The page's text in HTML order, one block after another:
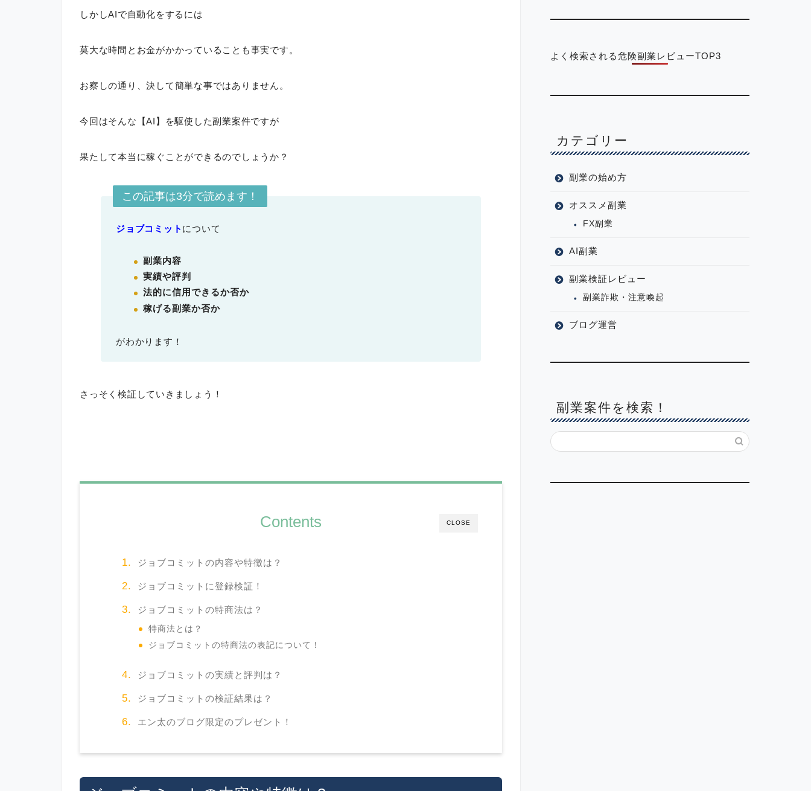
しかしAIで自動化をするには
莫大な時間とお金がかかっていることも事実です。
お察しの通り、決して簡単な事ではありません。
今回はそんな【AI】を駆使した副業案件ですが
果たして本当に稼ぐことができるのでしょうか？
この記事は3分で読めます！
ジョブコミット について
副業内容
実績や評判
法的に信用できるか否か
稼げる副業か否か
がわかります！
さっそく検証していきましょう！
CLOSE
Contents
ジョブコミットの内容や特徴は？
ジョブコミットに登録検証！
ジョブコミットの特商法は？
特商法とは？
ジョブコミットの特商法の表記について！
ジョブコミットの実績と評判は？
ジョブコミットの検証結果は？
エン太のブログ限定のプレゼント！
よく検索される危険副業レビューTOP3
カテゴリー
副業の始め方
オススメ副業
FX副業
AI副業
副業検証レビュー
副業詐欺・注意喚起
ブログ運営
副業案件を検索！